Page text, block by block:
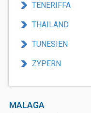
TENERIFFA
THAILAND
TUNESIEN
ZYPERN
MALAGA